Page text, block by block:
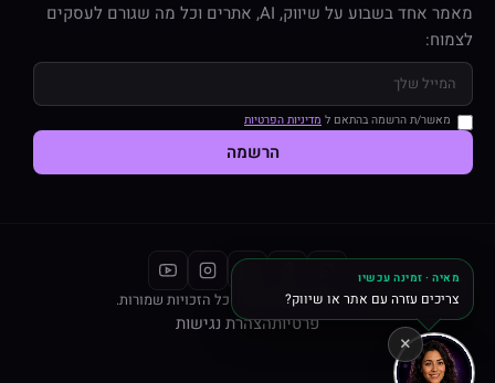
מאמר אחד בשבוע על שיווק, AI, אתרים וכל מה שגורם לעסקים
לצמוח:
מאשר/ת הרשמה בהתאם ל מדיניות הפרטיות
הרשמה
© 2026 Razi Interactive. כל הזכויות שמורות.
פרטיותהצהרת נגישות
מאיה · זמינה עכשיו
צריכים עזרה עם אתר או שיווק?
×